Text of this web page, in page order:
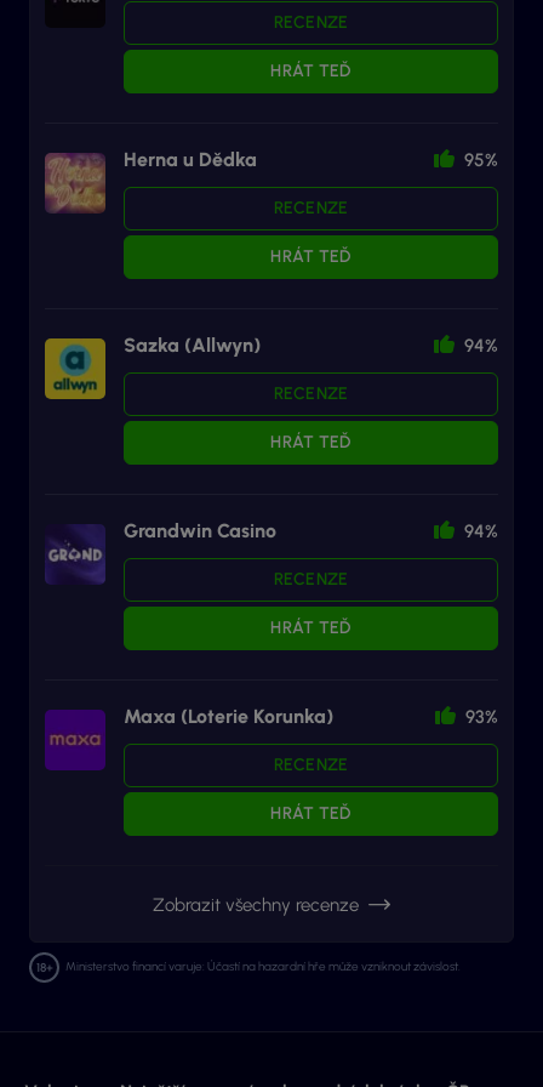
RECENZE
HRÁT TEĎ
Herna u Dědka 95%
RECENZE
HRÁT TEĎ
Sazka (Allwyn) 94%
RECENZE
HRÁT TEĎ
Grandwin Casino 94%
RECENZE
HRÁT TEĎ
Maxa (Loterie Korunka) 93%
RECENZE
HRÁT TEĎ
Zobrazit všechny recenze
Ministerstvo financí varuje: Účastí na hazardní hře může vzniknout závislost.